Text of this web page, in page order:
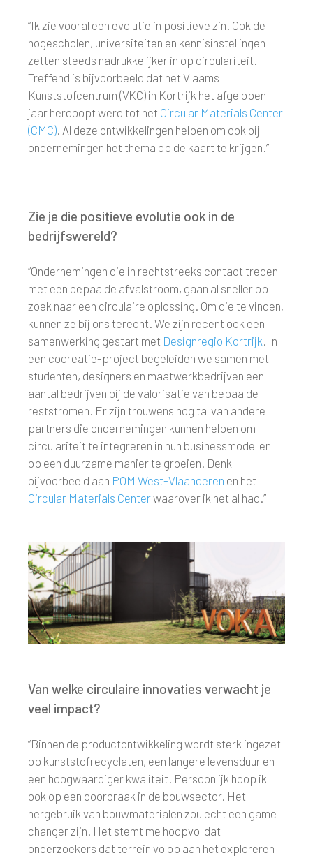
“Ik zie vooral een evolutie in positieve zin. Ook de
hogescholen, universiteiten en kennisinstellingen
zetten steeds nadrukkelijker in op circulariteit.
Treffend is bijvoorbeeld dat het Vlaams
Kunststofcentrum (VKC) in Kortrijk het afgelopen
jaar herdoopt werd tot het Circular Materials Center
(CMC). Al deze ontwikkelingen helpen om ook bij
ondernemingen het thema op de kaart te krijgen.”
Zie je die positieve evolutie ook in de
bedrijfswereld?
“Ondernemingen die in rechtstreeks contact treden
met een bepaalde afvalstroom, gaan al sneller op
zoek naar een circulaire oplossing. Om die te vinden,
kunnen ze bij ons terecht. We zijn recent ook een
samenwerking gestart met Designregio Kortrijk. In
een cocreatie-project begeleiden we samen met
studenten, designers en maatwerkbedrijven een
aantal bedrijven bij de valorisatie van bepaalde
reststromen. Er zijn trouwens nog tal van andere
partners die ondernemingen kunnen helpen om
circulariteit te integreren in hun businessmodel en
op een duurzame manier te groeien. Denk
bijvoorbeeld aan POM West-Vlaanderen en het
Circular Materials Centerwaarover ik het al had.”
Van welke circulaire innovaties verwacht je
veel impact?
“Binnen de productontwikkeling wordt sterk ingezet
op kunststofrecyclaten, een langere levensduur en
een hoogwaardiger kwaliteit. Persoonlijk hoop ik
ook op een doorbraak in de bouwsector. Het
hergebruik van bouwmaterialen zou echt een game
changer zijn. Het stemt me hoopvol dat
onderzoekers dat terrein volop aan het exploreren